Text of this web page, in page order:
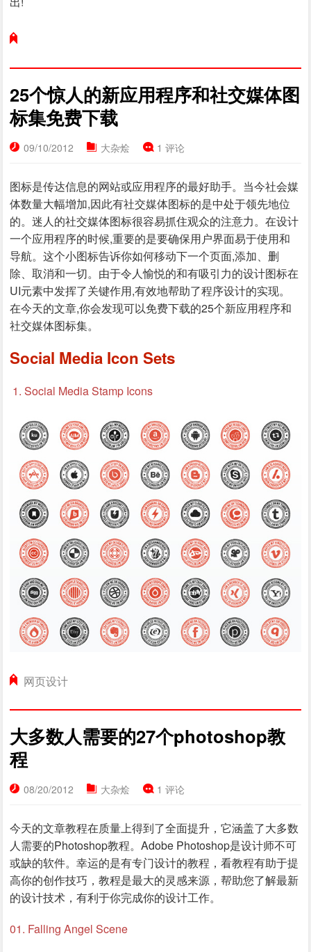
25个惊人的新应用程序和社交媒体图
标集免费下载
09/10/2012 大杂烩 1 评论
图标是传达信息的网站或应用程序的最好助手。当今社会媒
体数量大幅增加,因此有社交媒体图标的是中处于领先地位
的。迷人的社交媒体图标很容易抓住观众的注意力。在设计
一个应用程序的时候,重要的是要确保用户界面易于使用和
导航。这个小图标告诉你如何移动下一个页面,添加、删
除、取消和一切。由于令人愉悦的和有吸引力的设计图标在
UI元素中发挥了关键作用,有效地帮助了程序设计的实现。
在今天的文章,你会发现可以免费下载的25个新应用程序和
社交媒体图标集。
Social Media Icon Sets
1. Social Media Stamp Icons
网页设计
大多数人需要的27个photoshop教
程
08/20/2012 大杂烩 1 评论
今天的文章教程在质量上得到了全面提升，它涵盖了大多数
人需要的Photoshop教程。Adobe Photoshop是设计师不可
或缺的软件。幸运的是有专门设计的教程，看教程有助于提
高你的创作技巧，教程是最大的灵感来源，帮助您了解最新
的设计技术，有利于你完成你的设计工作。
01. Falling Angel Scene